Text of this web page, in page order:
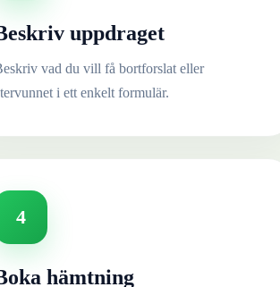
uppdraget
vad du vill få bortforslat eller
i ett enkelt formulär.
4
hämtning